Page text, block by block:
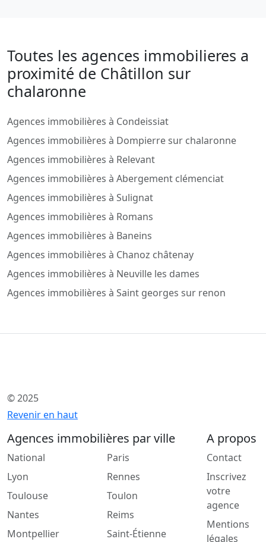
Toutes les agences immobilieres a
proximité de Châtillon sur
chalaronne
Agences immobilières à Condeissiat
Agences immobilières à Dompierre sur chalaronne
Agences immobilières à Relevant
Agences immobilières à Abergement clémenciat
Agences immobilières à Sulignat
Agences immobilières à Romans
Agences immobilières à Baneins
Agences immobilières à Chanoz châtenay
Agences immobilières à Neuville les dames
Agences immobilières à Saint georges sur renon
© 2025
Revenir en haut
Agences immobilières par ville
National
Lyon
Toulouse
Nantes
Montpellier
Paris
Rennes
Toulon
Reims
Saint-Étienne
A propos
Contact
Inscrivez
votre
agence
Mentions
légales